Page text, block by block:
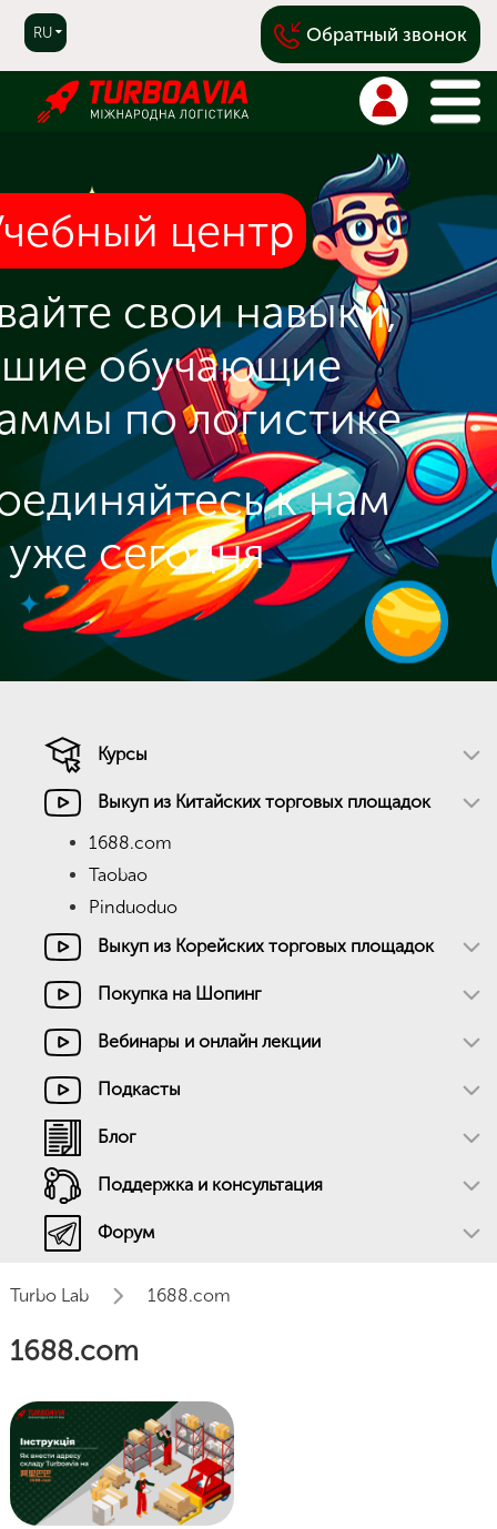
Обратный звонок
RU
UA
|
CN
центр
свои навыки,
обучающие
по логистике
к нам
уже сегодня
Курсы
Выкуп из Китайских торговых площадок
1688.com
Taobao
Pinduoduo
Выкуп из Корейских торговых площадок
Покупка на Шопинг
Вебинары и онлайн лекции
Подкасты
Блог
Поддержка и консультация
Форум
Turbo Lab 1688.com
1688.com